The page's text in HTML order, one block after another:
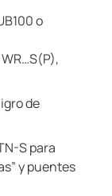
o
de
S para
y puentes